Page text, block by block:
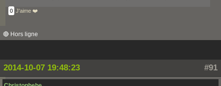
0 J'aime ❤️
🔴 Hors ligne
#91
2014-10-07 19:48:23